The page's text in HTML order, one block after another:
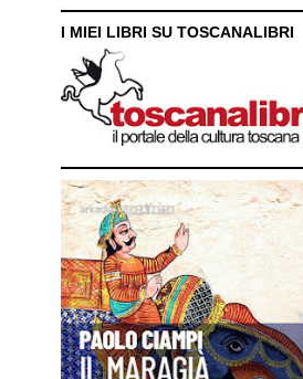
I MIEI LIBRI SU TOSCANALIBRI